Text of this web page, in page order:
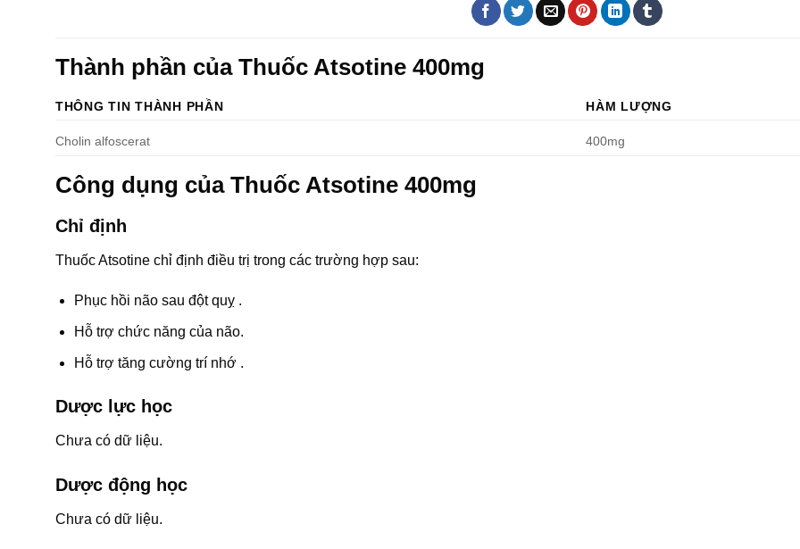
Thành phần của Thuốc Atsotine 400mg
THÔNG TIN THÀNH PHẦN HÀM LƯỢNG
Cholin alfoscerat 400mg
Công dụng của Thuốc Atsotine 400mg
Chỉ định
Thuốc Atsotine chỉ định điều trị trong các trường hợp sau:
Phục hồi não sau đột quỵ .
Hỗ trợ chức năng của não.
Hỗ trợ tăng cường trí nhớ .
Dược lực học
Chưa có dữ liệu.
Dược động học
Chưa có dữ liệu.